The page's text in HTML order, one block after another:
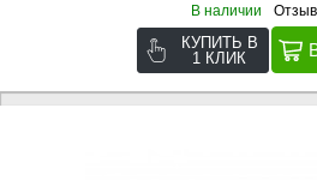
В наличии
КУПИТЬ В
1 КЛИК